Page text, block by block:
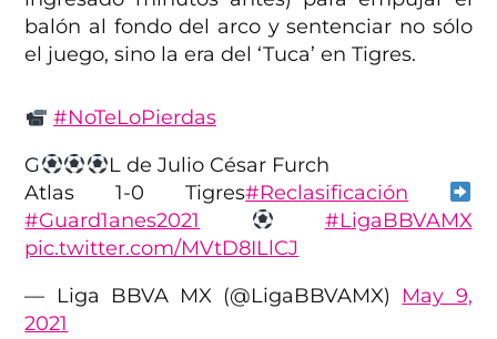
balón al fondo del arco y sentenciar no sólo
el juego, sino la era del ‘Tuca’ en Tigres.
#NoTeLoPierdas
G
L de Julio César Furch
Atlas 1-0 Tigres#Reclasificación
#Guard1anes2021
#LigaBBVAMX
pic.twitter.com/MVtD8ILlCJ
— Liga BBVA MX (@LigaBBVAMX) May 9,
2021